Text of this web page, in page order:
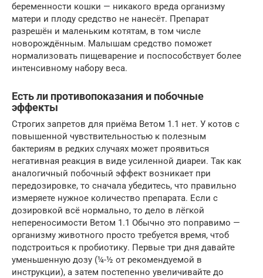
беременности кошки — никакого вреда организму
матери и плоду средство не нанесёт. Препарат
разрешён и маленьким котятам, в том числе
новорождённым. Малышам средство поможет
нормализовать пищеварение и поспособствует более
интенсивному набору веса.
Есть ли противопоказания и побочные
эффекты
Строгих запретов для приёма Ветом 1.1 нет. У котов с
повышенной чувствительностью к полезным
бактериям в редких случаях может проявиться
негативная реакция в виде усиленной диареи. Так как
аналогичный побочный эффект возникает при
передозировке, то сначала убедитесь, что правильно
измеряете нужное количество препарата. Если с
дозировкой всё нормально, то дело в лёгкой
непереносимости Ветом 1.1 Обычно это поправимо —
организму животного просто требуется время, чтоб
подстроиться к пробиотику. Первые три дня давайте
уменьшенную дозу (¼-½ от рекомендуемой в
инструкции), а затем постепенно увеличивайте до